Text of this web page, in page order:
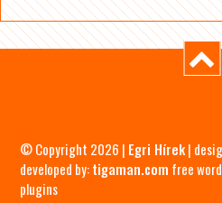
© Copyright 2026 | Egri Hírek|
developed by:tigaman.com free
plugins